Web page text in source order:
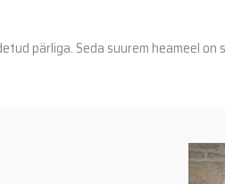
pärliga. Seda suurem heameel